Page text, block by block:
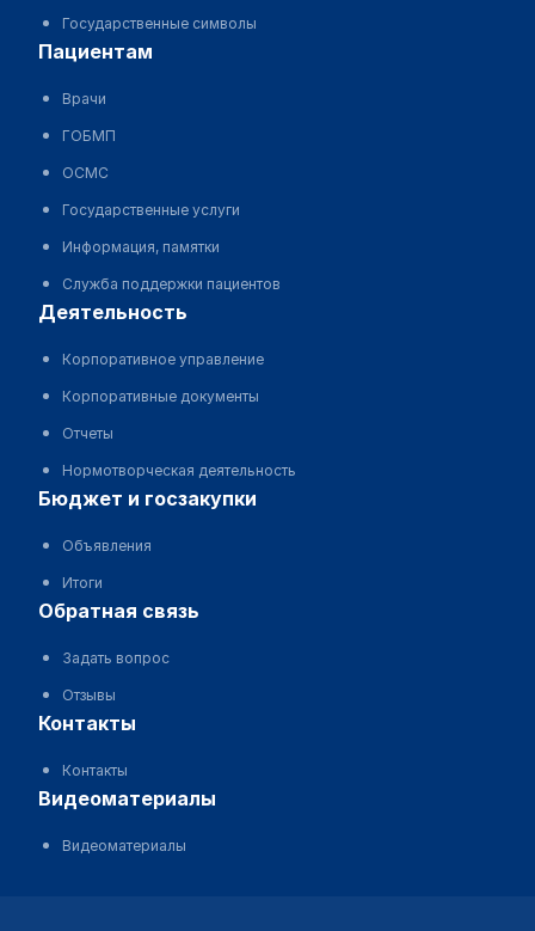
Государственные символы
пациентам
Врачи
ГОБМП
ОСМС
Государственные услуги
Информация, памятки
Служба поддержки пациентов
деятельность
Корпоративное управление
Корпоративные документы
Отчеты
Нормотворческая деятельность
бюджет и госзакупки
Объявления
Итоги
обратная связь
Задать вопрос
Отзывы
контакты
Контакты
видеоматериалы
Видеоматериалы